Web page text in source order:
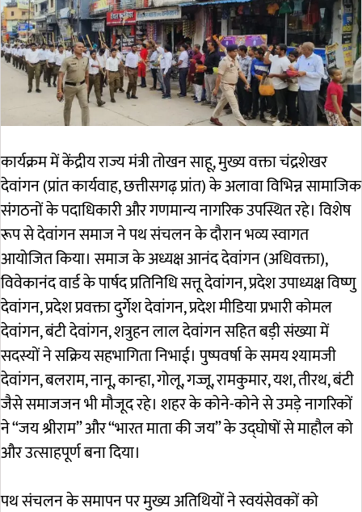
कार्यक्रम में केंद्रीय राज्य मंत्री तोखन साहू, मुख्य वक्ता चंद्रशेखर
देवांगन (प्रांत कार्यवाह, छत्तीसगढ़ प्रांत) के अलावा विभिन्न सामाजिक
संगठनों के पदाधिकारी और गणमान्य नागरिक उपस्थित रहे। विशेष
रूप से देवांगन समाज ने पथ संचलन के दौरान भव्य स्वागत
आयोजित किया। समाज के अध्यक्ष आनंद देवांगन (अधिवक्ता),
विवेकानंद वार्ड के पार्षद प्रतिनिधि सत्तू देवांगन, प्रदेश उपाध्यक्ष विष्णु
देवांगन, प्रदेश प्रवक्ता दुर्गेश देवांगन, प्रदेश मीडिया प्रभारी कोमल
देवांगन, बंटी देवांगन, शत्रुहन लाल देवांगन सहित बड़ी संख्या में
सदस्यों ने सक्रिय सहभागिता निभाई। पुष्पवर्षा के समय श्यामजी
देवांगन, बलराम, नानू, कान्हा, गोलू, गज्जू, रामकुमार, यश, तीरथ, बंटी
जैसे समाजजन भी मौजूद रहे। शहर के कोने-कोने से उमड़े नागरिकों
ने “जय श्रीराम” और “भारत माता की जय” के उद्घोषों से माहौल को
और उत्साहपूर्ण बना दिया।
पथ संचलन के समापन पर मुख्य अतिथियों ने स्वयंसेवकों को